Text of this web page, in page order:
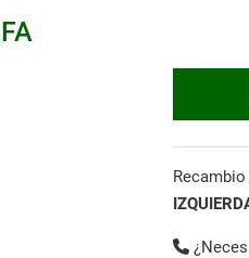
Recambio